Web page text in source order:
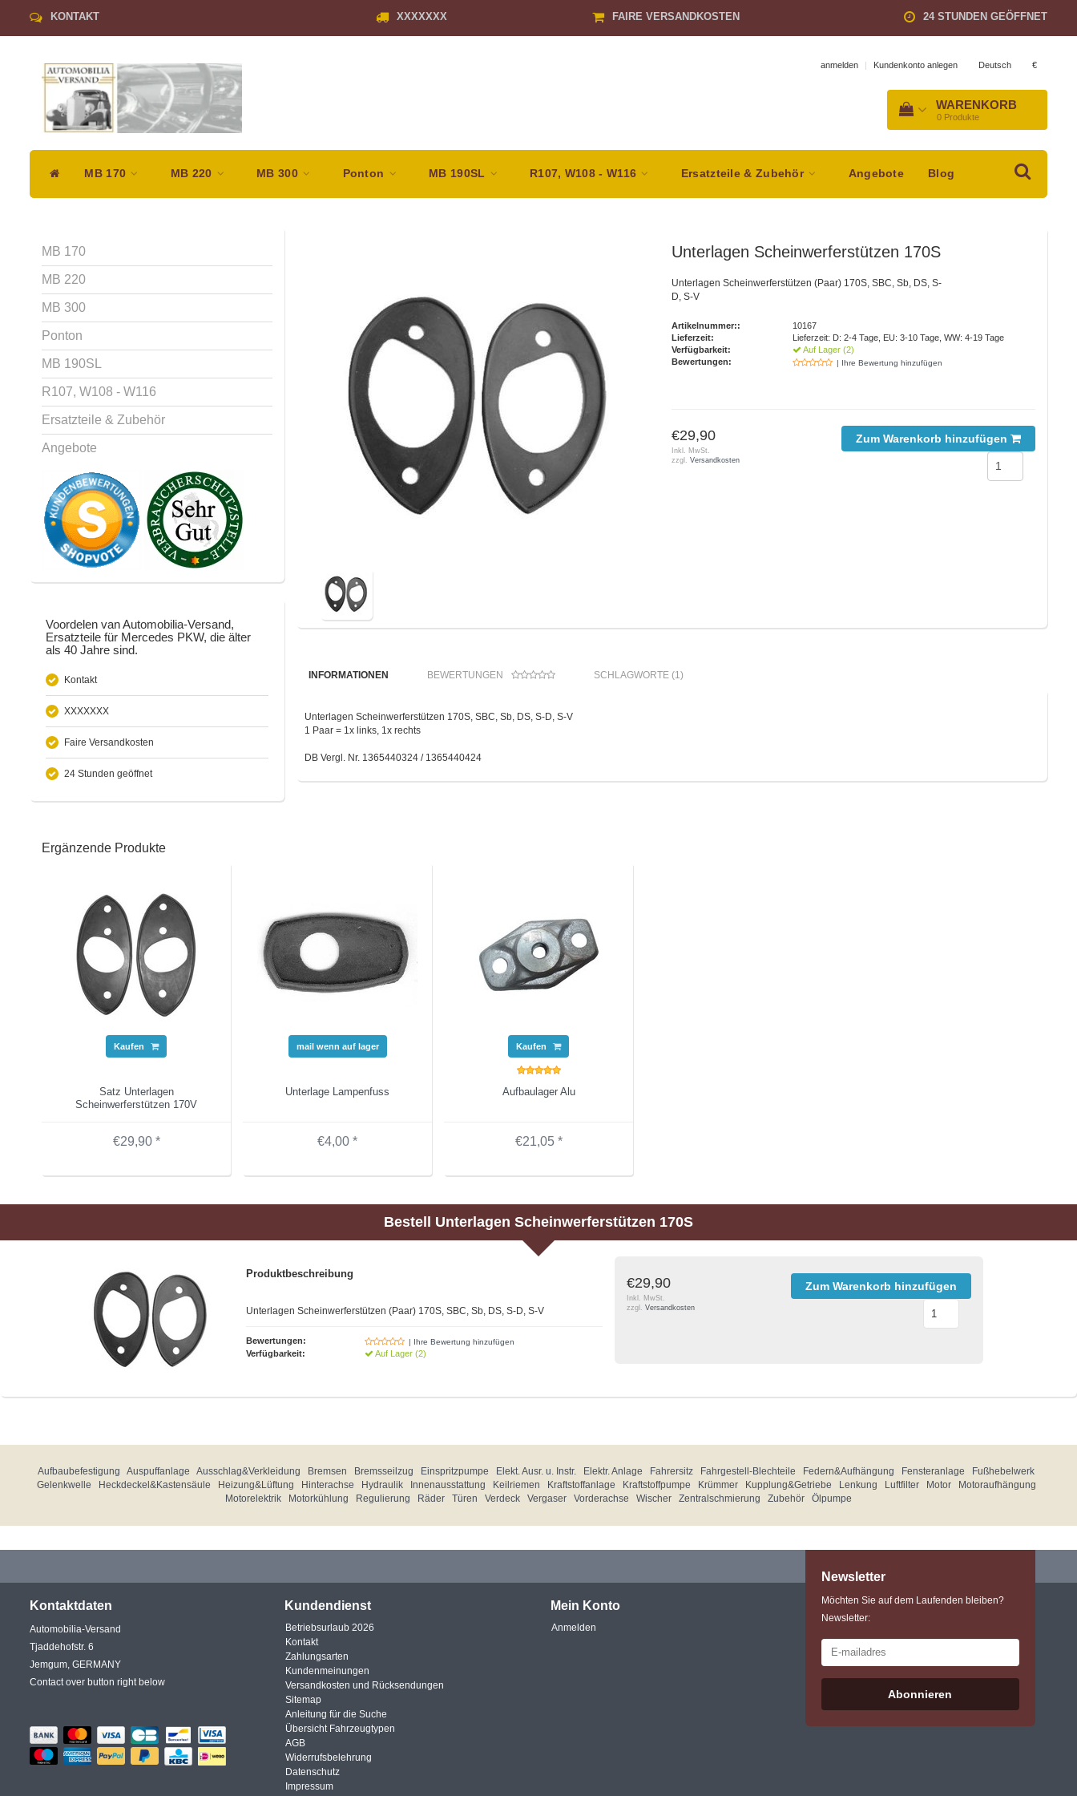
KONTAKT XXXXXXX FAIRE VERSANDKOSTEN 24 STUNDEN GEÖFFNET
anmelden | Kundenkonto anlegen Deutsch €
WARENKORB
0 Produkte
MB 170 MB 220 MB 300 Ponton MB 190SL R107, W108 - W116 Ersatzteile & Zubehör Angebote Blog
MB 170
MB 220
MB 300
Ponton
MB 190SL
R107, W108 - W116
Ersatzteile & Zubehör
Angebote
Voordelen van Automobilia-Versand,
Ersatzteile für Mercedes PKW, die älter
als 40 Jahre sind.
Kontakt
XXXXXXX
Faire Versandkosten
24 Stunden geöffnet
Unterlagen Scheinwerferstützen 170S
Unterlagen Scheinwerferstützen (Paar) 170S, SBC, Sb, DS, S-
D, S-V
Artikelnummer::
10167
Lieferzeit:
Lieferzeit: D: 2-4 Tage, EU: 3-10 Tage, WW: 4-19 Tage
Verfügbarkeit:
Auf Lager (2)
Bewertungen:
| Ihre Bewertung hinzufügen
€29,90
Inkl. MwSt.
zzgl.Versandkosten
Zum Warenkorb hinzufügen
INFORMATIONEN BEWERTUNGEN SCHLAGWORTE (1)
Unterlagen Scheinwerferstützen 170S, SBC, Sb, DS, S-D, S-V
1 Paar = 1x links, 1x rechts
DB Vergl. Nr. 1365440324 / 1365440424
Ergänzende Produkte
Kaufen
Satz Unterlagen
Scheinwerferstützen 170V
€29,90 *
mail wenn auf lager
Unterlage Lampenfuss
€4,00 *
Kaufen
Aufbaulager Alu
€21,05 *
Bestell Unterlagen Scheinwerferstützen 170S
Produktbeschreibung
Unterlagen Scheinwerferstützen (Paar) 170S, SBC, Sb, DS, S-D, S-V
Bewertungen: | Ihre Bewertung hinzufügen
Verfügbarkeit: Auf Lager (2)
€29,90
Inkl. MwSt.
zzgl. Versandkosten
Zum Warenkorb hinzufügen
Aufbaubefestigung Auspuffanlage Ausschlag&Verkleidung Bremsen Bremsseilzug Einspritzpumpe Elekt. Ausr. u. Instr. Elektr. Anlage Fahrersitz Fahrgestell-Blechteile Federn&Aufhängung Fensteranlage
Fußhebelwerk
Gelenkwelle
Heckdeckel&Kastensäule Heizung&Lüftung Hinterachse Hydraulik Innenausstattung Keilriemen Kraftstoffanlage Kraftstoffpumpe Krümmer Kupplung&Getriebe Lenkung Luftfilter Motor
Motoraufhängung
Motorelektrik
Motorkühlung Regulierung Räder Türen Verdeck Vergaser Vorderachse Wischer Zentralschmierung Zubehör Ölpumpe
Kontaktdaten
Automobilia-Versand
Tjaddehofstr. 6
Jemgum, GERMANY
Contact over button right below
Kundendienst
Betriebsurlaub 2026
Kontakt
Zahlungsarten
Kundenmeinungen
Versandkosten und Rücksendungen
Sitemap
Anleitung für die Suche
Übersicht Fahrzeugtypen
AGB
Widerrufsbelehrung
Datenschutz
Impressum
Mein Konto
Anmelden
Newsletter
Möchten Sie auf dem Laufenden bleiben?
Newsletter:
Abonnieren